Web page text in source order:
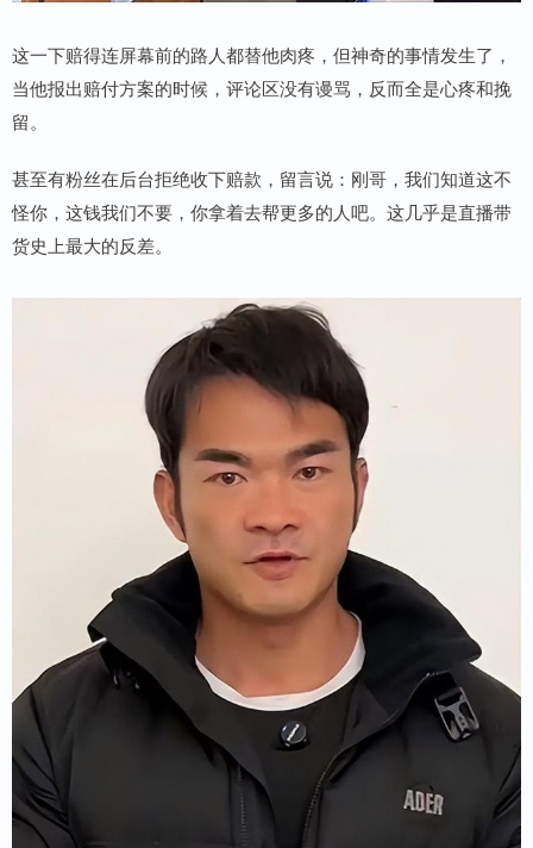
这一下赔得连屏幕前的路人都替他肉疼，但神奇的事情发生了，
当他报出赔付方案的时候，评论区没有谩骂，反而全是心疼和挽
留。
甚至有粉丝在后台拒绝收下赔款，留言说：刚哥，我们知道这不
怪你，这钱我们不要，你拿着去帮更多的人吧。这几乎是直播带
货史上最大的反差。